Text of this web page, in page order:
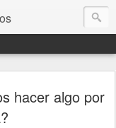
hacer algo por